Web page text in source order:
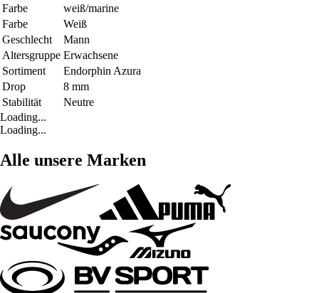
Farbe
weiß/marine
Farbe
Weiß
Geschlecht
Mann
Altersgruppe Erwachsene
Sortiment
Endorphin Azura
Drop
8 mm
Stabilität
Neutre
Loading...
Loading...
Alle unsere Marken